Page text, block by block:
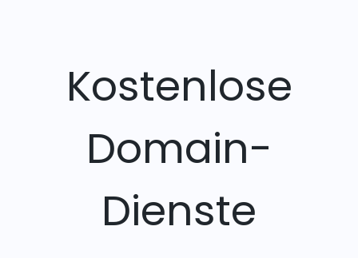
Kostenlose
Domain-
Dienste